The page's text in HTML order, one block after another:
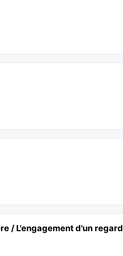
/ L'engagement d'un regard